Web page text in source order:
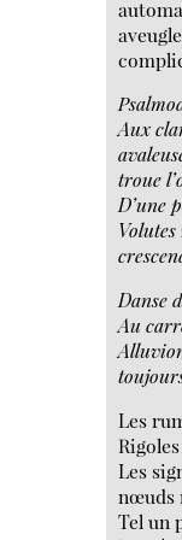
Aux
troue
D’une
Danse
Au
Les
Les
nœuds
Tel un